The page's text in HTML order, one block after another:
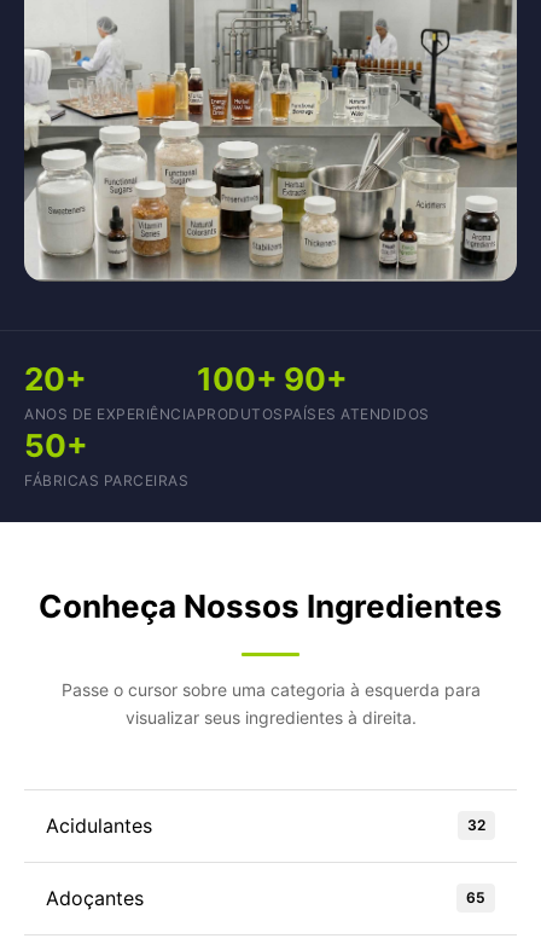
20+
ANOS DE EXPERIÊNCIA
100+
PRODUTOS
90+
PAÍSES ATENDIDOS
50+
FÁBRICAS PARCEIRAS
Conheça Nossos Ingredientes
Passe o cursor sobre uma categoria à esquerda para
visualizar seus ingredientes à direita.
Acidulantes 32
Adoçantes 65